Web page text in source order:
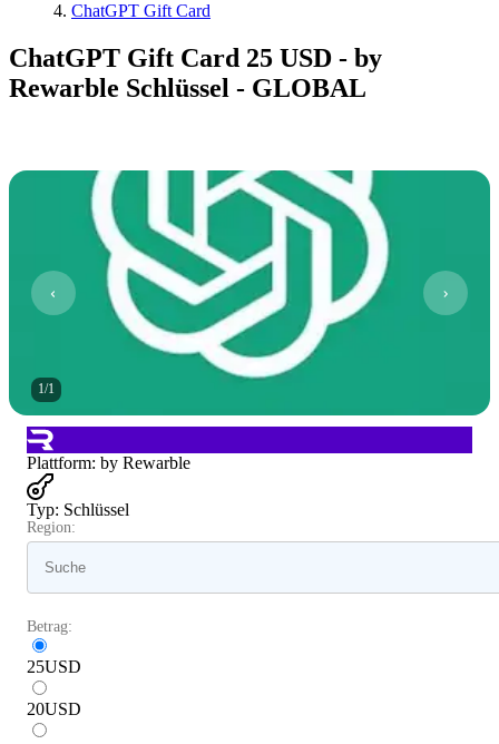
ChatGPT Gift Card
ChatGPT Gift Card 25 USD - by
Rewarble Schlüssel - GLOBAL
1/1
Plattform: by Rewarble
Typ: Schlüssel
Region:
Betrag:
25USD
20USD